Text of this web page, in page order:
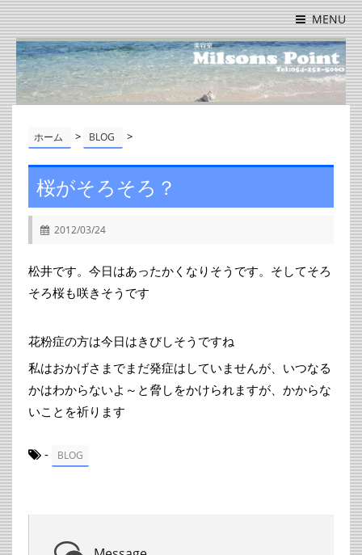
MENU
ホーム > BLOG >
桜がそろそろ？
2012/03/24
松井です。今日はあったかくなりそうです。そしてそろ
そろ桜も咲きそうです
花粉症の方は今日はきびしそうですね
私はおかげさまでまだ発症はしていませんが、いつなる
かはわからないよ～と脅しをかけられますが、かからな
いことを祈ります
- BLOG